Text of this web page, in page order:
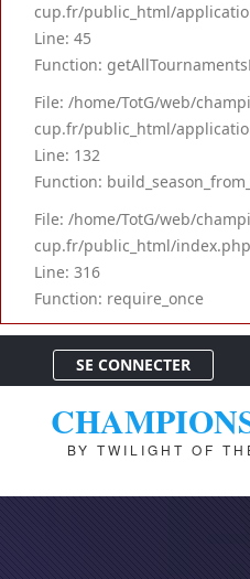
cup.fr/public_html/
Line: 45
Function:
File: /home/TotG/web/
cup.fr/public_html/
Line: 132
Function:
File: /home/TotG/web/
cup.fr/public_html/index.php
Line: 316
Function: require_once
SE CONNECTER
BY TWILIGHT OF